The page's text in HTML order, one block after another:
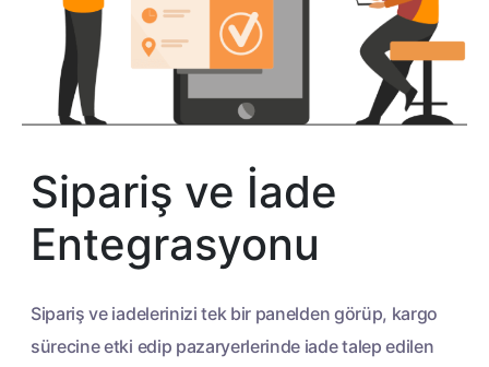
Sipariş ve İade
Entegrasyonu
Sipariş ve iadelerinizi tek bir panelden görüp, kargo
sürecineetki edip pazaryerlerinde iade talep edilen